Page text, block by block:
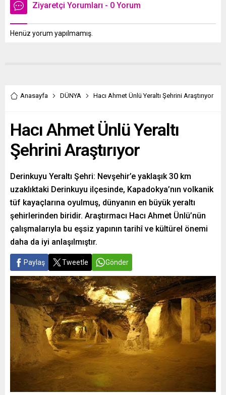
Ziyaretçi Yorumları - 0 Yorum
Henüz yorum yapılmamış.
Anasayfa DÜNYA Hacı Ahmet Ünlü Yeraltı Şehrini Araştırıyor
Hacı Ahmet Ünlü Yeraltı
Şehrini Araştırıyor
Derinkuyu Yeraltı Şehri: Nevşehir’e yaklaşık 30 km
uzaklıktaki Derinkuyu ilçesinde, Kapadokya’nın volkanik
tüf kayaçlarına oyulmuş, dünyanın en büyük yeraltı
şehirlerinden biridir. Araştırmacı Hacı Ahmet Ünlü’nün
çalışmalarıyla bu eşsiz yapının tarihî ve kültürel önemi
daha da iyi anlaşılmıştır.
Paylaş Tweetle Gönder